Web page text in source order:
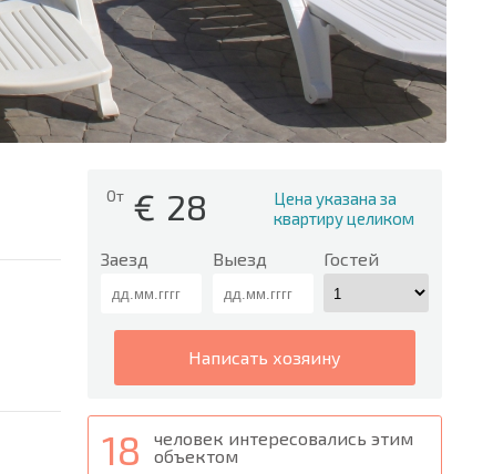
От € 28
Цена указана за
квартиру целиком
Заезд Выезд Гостей
написать хозяину
18
человек интересовались этим
объектом